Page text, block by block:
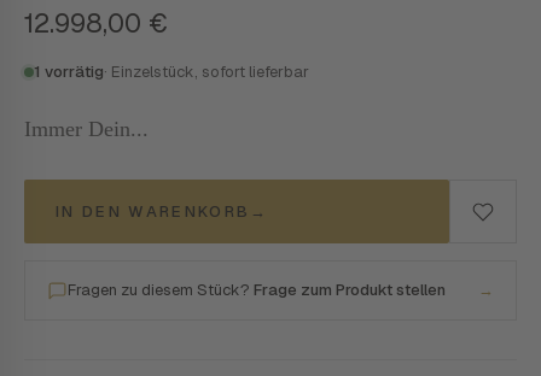
12.998,00 €
1 vorrätig· Einzelstück, sofort lieferbar
Immer Dein...
IN DEN WARENKORB →
Fragen zu diesem Stück? Frage zum Produkt stellen →